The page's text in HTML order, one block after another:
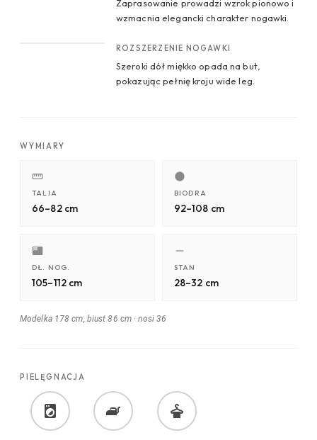
Zaprasowanie prowadzi wzrok pionowo i
wzmacnia elegancki charakter nogawki.
ROZSZERZENIE NOGAWKI
Szeroki dół miękko opada na but,
pokazując pełnię kroju wide leg.
WYMIARY
TALIA
66–82 cm
BIODRA
92–108 cm
DŁ. NOG.
105–112 cm
STAN
28–32 cm
Modelka 178 cm, biust 86 cm ·nosi 36
PIELĘGNACJA